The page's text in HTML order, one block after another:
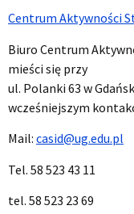
Centrum Aktywności
Biuro Centrum
mieści się przy
ul. Polanki 63 w
wcześniejszym
Mail: casid@ug.edu.pl
Tel. 58 523 43 11
tel. 58 523 23 69